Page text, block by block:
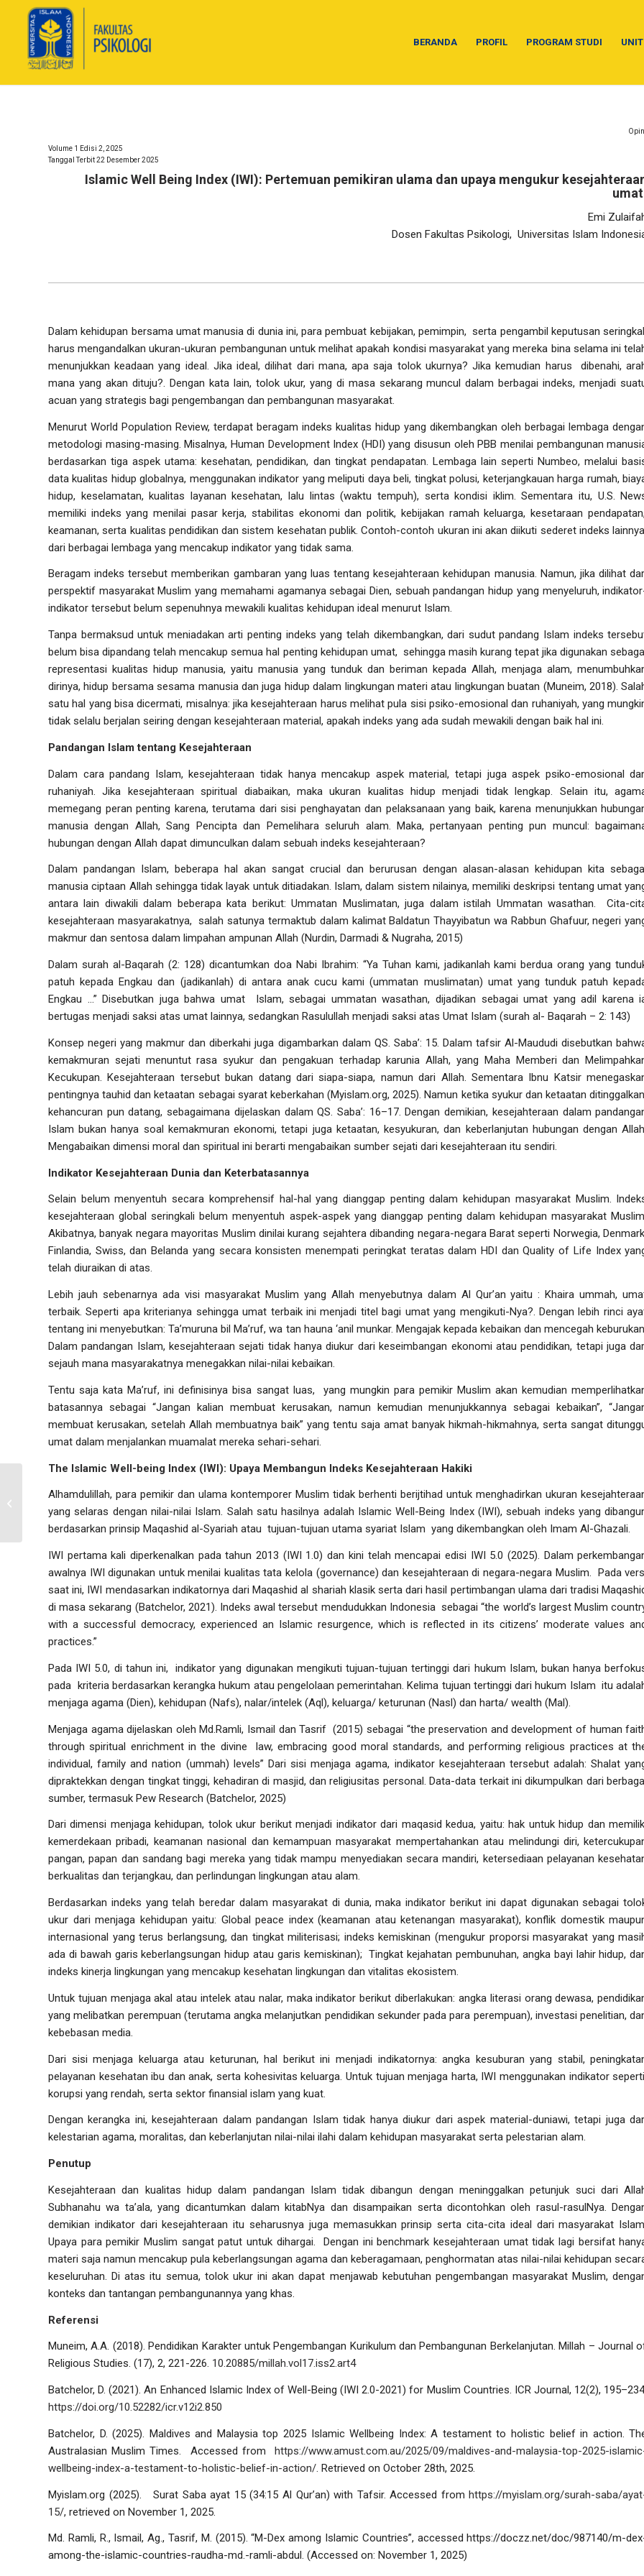
BERANDA PROFIL PROGRAM STUDI UNIT
Volume 1 Edisi 2, 2025
Tanggal Terbit 22 Desember 2025
Islamic Well Being Index (IWI): Pertemuan pemikiran ulama dan upaya mengukur
Emi
Dosen Fakultas Psikologi, Universitas Islam
Dalam kehidupan bersama umat manusia di dunia ini, para pembuat kebijakan, pemimpin, serta pengambil keputusan
harus mengandalkan ukuran-ukuran pembangunan untuk melihat apakah kondisi masyarakat yang mereka bina selama ini
menunjukkan keadaan yang ideal. Jika ideal, dilihat dari mana, apa saja tolok ukurnya? Jika kemudian harus dibenahi,
mana yang akan dituju?. Dengan kata lain, tolok ukur, yang di masa sekarang muncul dalam berbagai indeks, menjadi
acuan yang strategis bagi pengembangan dan pembangunan masyarakat.
MenurutWorld Population Review, terdapat beragam indeks kualitas hidup yang dikembangkan oleh berbagai lembaga
metodologi masing-masing. Misalnya, Human Development Index (HDI) yang disusun oleh PBB menilai pembangunan
berdasarkan tiga aspek utama: kesehatan, pendidikan, dan tingkat pendapatan. Lembaga lain seperti Numbeo, melalui
data kualitas hidup globalnya, menggunakan indikator yang meliputi daya beli, tingkat polusi, keterjangkauan harga rumah,
hidup, keselamatan, kualitas layanan kesehatan, lalu lintas (waktu tempuh), serta kondisi iklim. Sementara itu, U.S.
memiliki indeks yang menilai pasar kerja, stabilitas ekonomi dan politik, kebijakan ramah keluarga, kesetaraan pendapatan,
keamanan, serta kualitas pendidikan dan sistem kesehatan publik. Contoh-contoh ukuran ini akan diikuti sederet indeks
dari berbagai lembaga yang mencakup indikator yang tidak sama.
Beragam indeks tersebut memberikan gambaran yang luas tentang kesejahteraan kehidupan manusia. Namun, jika dilihat
perspektif masyarakat Muslim yang memahami agamanya sebagai Dien, sebuah pandangan hidup yang menyeluruh,
indikator tersebut belum sepenuhnya mewakili kualitas kehidupan ideal menurut Islam.
Tanpa bermaksud untuk meniadakan arti penting indeks yang telah dikembangkan, dari sudut pandang Islam indeks
belum bisa dipandang telah mencakup semua hal penting kehidupan umat, sehingga masih kurang tepat jika digunakan
representasi kualitas hidup manusia, yaitu manusia yang tunduk dan beriman kepada Allah, menjaga alam,
dirinya, hidup bersama sesama manusia dan juga hidup dalam lingkungan materi atau lingkungan buatan (Muneim, 2018).
satu hal yang bisa dicermati, misalnya: jika kesejahteraan harus melihat pula sisi psiko-emosional dan ruhaniyah, yang
tidak selalu berjalan seiring dengan kesejahteraan material, apakah indeks yang ada sudah mewakili dengan baik hal ini.
Pandangan Islam tentang Kesejahteraan
Dalam cara pandang Islam, kesejahteraan tidak hanya mencakup aspek material, tetapi juga aspek psiko-emosional
ruhaniyah. Jika kesejahteraan spiritual diabaikan, maka ukuran kualitas hidup menjadi tidak lengkap. Selain itu,
memegang peran penting karena, terutama dari sisi penghayatan dan pelaksanaan yang baik, karena menunjukkan
manusia dengan Allah, Sang Pencipta dan Pemelihara seluruh alam. Maka, pertanyaan penting pun muncul:
hubungan dengan Allah dapat dimunculkan dalam sebuah indeks kesejahteraan?
Dalam pandangan Islam, beberapa hal akan sangatcrucial dan berurusan dengan alasan-alasan kehidupan kita
manusia ciptaan Allah sehingga tidak layak untuk ditiadakan. Islam, dalam sistem nilainya, memiliki deskripsi tentang umat
antara lain diwakili dalam beberapa kata berikut: Ummatan Muslimatan, juga dalam istilah Ummatan wasathan. Cita-
kesejahteraan masyarakatnya, salah satunya termaktub dalam kalimat Baldatun Thayyibatun wa Rabbun Ghafuur, negeri
makmur dan sentosa dalam limpahan ampunan Allah (Nurdin, Darmadi & Nugraha, 2015)
Dalam surah al-Baqarah (2: 128) dicantumkan doa Nabi Ibrahim: “Ya Tuhan kami, jadikanlah kami berdua orang yang
patuh kepada Engkau dan (jadikanlah) di antara anak cucu kami (ummatan muslimatan) umat yang tunduk patuh
Engkau …” Disebutkan juga bahwa umat Islam, sebagai ummatan wasathan, dijadikan sebagai umat yang adil karena
bertugas menjadi saksi atas umat lainnya, sedangkan Rasulullah menjadi saksi atas Umat Islam (surah al- Baqarah – 2: 143)
Konsep negeri yang makmur dan diberkahi juga digambarkan dalam QS. Saba’: 15. Dalam tafsir Al-Maududi disebutkan
kemakmuran sejati menuntut rasa syukur dan pengakuan terhadap karunia Allah, yang Maha Memberi dan
Kecukupan. Kesejahteraan tersebut bukan datang dari siapa-siapa, namun dari Allah. Sementara Ibnu Katsir
pentingnya tauhid dan ketaatan sebagai syarat keberkahan (Myislam.org, 2025). Namun ketika syukur dan ketaatan
kehancuran pun datang, sebagaimana dijelaskan dalam QS. Saba’: 16–17. Dengan demikian, kesejahteraan dalam
Islam bukan hanya soal kemakmuran ekonomi, tetapi juga ketaatan, kesyukuran, dan keberlanjutan hubungan dengan
Mengabaikan dimensi moral dan spiritual ini berarti mengabaikan sumber sejati dari kesejahteraan itu sendiri.
Indikator Kesejahteraan Dunia dan Keterbatasannya
Selain belum menyentuh secara komprehensif hal-hal yang dianggap penting dalam kehidupan masyarakat Muslim.
kesejahteraan global seringkali belum menyentuh aspek-aspek yang dianggap penting dalam kehidupan masyarakat
Akibatnya, banyak negara mayoritas Muslim dinilai kurang sejahtera dibanding negara-negara Barat seperti Norwegia,
Finlandia, Swiss, dan Belanda yang secara konsisten menempati peringkat teratas dalam HDI danQuality of Life Index
telah diuraikan di atas.
Lebih jauh sebenarnya ada visi masyarakat Muslim yang Allah menyebutnya dalam Al Qur’an yaitu : Khaira ummah,
terbaik. Seperti apa kriterianya sehingga umat terbaik ini menjadi titel bagi umat yang mengikuti-Nya?. Dengan lebih rinci
tentang ini menyebutkan:Ta’muruna bil Ma’ruf, wa tan hauna ‘anil munkar. Mengajak kepada kebaikan dan mencegah
Dalam pandangan Islam, kesejahteraan sejati tidak hanya diukur dari keseimbangan ekonomi atau pendidikan, tetapi juga
sejauh mana masyarakatnya menegakkan nilai-nilai kebaikan.
Tentu saja kata Ma’ruf, ini definisinya bisa sangat luas, yang mungkin para pemikir Muslim akan kemudian
batasannya sebagai “Jangan kalian membuat kerusakan, namun kemudian menunjukkannya sebagai kebaikan”,
membuat kerusakan, setelah Allah membuatnya baik” yang tentu saja amat banyak hikmah-hikmahnya, serta sangat
umat dalam menjalankan muamalat mereka sehari-sehari.
The Islamic Well-being Index (IWI): Upaya Membangun Indeks Kesejahteraan Hakiki
Alhamdulillah, para pemikir dan ulama kontemporer Muslim tidak berhenti berijtihad untuk menghadirkan ukuran
yang selaras dengan nilai-nilai Islam. Salah satu hasilnya adalah Islamic Well-Being Index(IWI), sebuah indeks yang
berdasarkan prinsip Maqashid al-Syariah atau tujuan-tujuan utama syariat Islam yang dikembangkan oleh Imam Al-Ghazali.
IWI pertama kali diperkenalkan pada tahun 2013 (IWI 1.0) dan kini telah mencapai edisi IWI 5.0 (2025). Dalam
awalnya IWI digunakan untuk menilai kualitas tata kelola (governance) dan kesejahteraan di negara-negara Muslim. Pada
saat ini, IWI mendasarkan indikatornya dari Maqashid al shariah klasik sertadari hasil pertimbangan ulama dari tradisi
di masa sekarang (Batchelor, 2021). Indeks awal tersebut mendudukkan Indonesia sebagai “the world’s largest Muslim
with a successful democracy, experienced an Islamic resurgence, which is reflected in its citizens’ moderate values
practices.”
Pada IWI 5.0, di tahun ini, indikator yang digunakan mengikuti tujuan-tujuan tertinggi dari hukum Islam, bukan hanya
pada kriteria berdasarkan kerangka hukum atau pengelolaan pemerintahan. Kelima tujuan tertinggi dari hukum Islam itu
menjaga agama (Dien), kehidupan (Nafs), nalar/intelek (Aql), keluarga/ keturunan (Nasl) dan harta/ wealth (Mal).
Menjaga agama dijelaskan oleh Md.Ramli, Ismail dan Tasrif (2015) sebagai “the preservation and development of human
through spiritual enrichment in the divine
law, embracing good moral standards, and performing religious practices at
individual, family and nation (ummah) levels” Dari sisi menjaga agama, indikator kesejahteraan tersebut adalah: Shalat
dipraktekkan dengan tingkat tinggi, kehadiran di masjid, dan religiusitas personal. Data-data terkait ini dikumpulkan dari
sumber, termasuk Pew Research (Batchelor, 2025)
Dari dimensi menjaga kehidupan, tolok ukur berikut menjadi indikator dari maqasid kedua, yaitu: hak untuk hidup dan
kemerdekaan pribadi, keamanan nasional dan kemampuan masyarakat mempertahankan atau melindungi diri,
pangan, papan dan sandang bagi mereka yang tidak mampu menyediakan secara mandiri, ketersediaan pelayanan
berkualitas dan terjangkau, dan perlindungan lingkungan atau alam.
Berdasarkan indeks yang telah beredar dalam masyarakat di dunia, maka indikator berikut ini dapat digunakan sebagai
ukur dari menjaga kehidupan yaitu: Global peace index(keamanan atau ketenangan masyarakat), konflik domestik
internasional yang terus berlangsung, dan tingkat militerisasi; indeks kemiskinan (mengukur proporsi masyarakat yang
ada di bawah garis keberlangsungan hidup atau garis kemiskinan); Tingkat kejahatan pembunuhan, angka bayi lahir hidup,
indeks kinerja lingkungan yang mencakup kesehatan lingkungan dan vitalitas ekosistem.
Untuk tujuan menjaga akal atau intelek atau nalar, maka indikator berikut diberlakukan: angka literasi orang dewasa,
yang melibatkan perempuan (terutama angka melanjutkan pendidikan sekunder pada para perempuan), investasi penelitian,
kebebasan media.
Dari sisi menjaga keluarga atau keturunan, hal berikut ini menjadi indikatornya: angka kesuburan yang stabil,
pelayanan kesehatan ibu dan anak, serta kohesivitas keluarga. Untuk tujuan menjaga harta, IWI menggunakan indikator
korupsi yang rendah, serta sektor finansial islam yang kuat.
Dengan kerangka ini, kesejahteraan dalam pandangan Islam tidak hanya diukur dari aspek material-duniawi, tetapi juga
kelestarian agama, moralitas, dan keberlanjutan nilai-nilai ilahi dalam kehidupan masyarakat serta pelestarian alam.
Penutup
Kesejahteraan dan kualitas hidup dalam pandangan Islam tidak dibangun dengan meninggalkan petunjuk suci dari
Subhanahu wa ta’ala, yang dicantumkan dalam kitabNya dan disampaikan serta dicontohkan oleh rasul-rasulNya.
demikian indikator dari kesejahteraan itu seharusnya juga memasukkan prinsip serta cita-cita ideal dari masyarakat
Upaya para pemikir Muslim sangat patut untuk dihargai. Dengan inibenchmark kesejahteraan umat tidak lagi bersifat
materi saja namun mencakup pula keberlangsungan agama dan keberagamaan, penghormatan atas nilai-nilai kehidupan
keseluruhan. Di atas itu semua, tolok ukur ini akan dapat menjawab kebutuhan pengembangan masyarakat Muslim,
konteks dan tantangan pembangunannya yang khas.
Referensi
Muneim, A.A. (2018). Pendidikan Karakter untuk Pengembangan Kurikulum dan Pembangunan Berkelanjutan.Millah – Journal
Religious Studies. (17), 2, 221-226. 10.20885/millah.vol17.iss2.art4
Batchelor, D. (2021). An Enhanced Islamic Index of Well-Being (IWI 2.0-2021) for Muslim Countries. ICR Journal, 12(2),
https://doi.org/10.52282/icr.v12i2.850
Batchelor, D. (2025). Maldives and Malaysia top 2025 Islamic Wellbeing Index: A testament to holistic belief in action.
Australasian Muslim Times. Accessed fromhttps://www.amust.com.au/2025/09/maldives-and-malaysia-top-2025-
wellbeing-index-a-testament-to-holistic-belief-in-action/. Retrieved on October 28th, 2025.
Myislam.org (2025). Surat Saba ayat 15 (34:15 Al Qur’an) with Tafsir. Accessed fromhttps://myislam.org/surah-saba/
15/, retrieved on November 1, 2025.
Md. Ramli, R., Ismail, Ag., Tasrif, M. (2015). “M-Dex among Islamic Countries”, accessed https://doczz.net/doc/987140/m-
among-the-islamic-countries-raudha-md.-ramli-abdul. (Accessed on: November 1, 2025)
Memaknai kasih sayang Ilahi saat
ingin semuanya berhenti